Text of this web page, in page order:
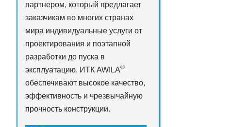
партнером, который предлагает
заказчикам во многих странах
мира индивидуальные услуги от
проектирования и поэтапной
разработки до пуска в
эксплуатацию. ИТК AWILA®
обеспечивают высокое качество,
эффективность и чрезвычайную
прочность конструкции.